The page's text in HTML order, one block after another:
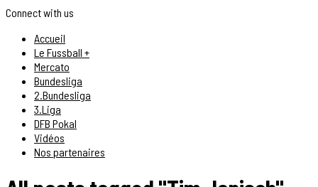
Connect with us
Accueil
Le Fussball +
Mercato
Bundesliga
2.Bundesliga
3.Liga
DFB Pokal
Vidéos
Nos partenaires